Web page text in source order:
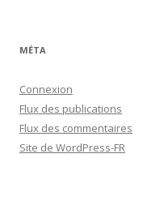
MÉTA
Connexion
Flux des publications
Flux des commentaires
Site de WordPress-FR